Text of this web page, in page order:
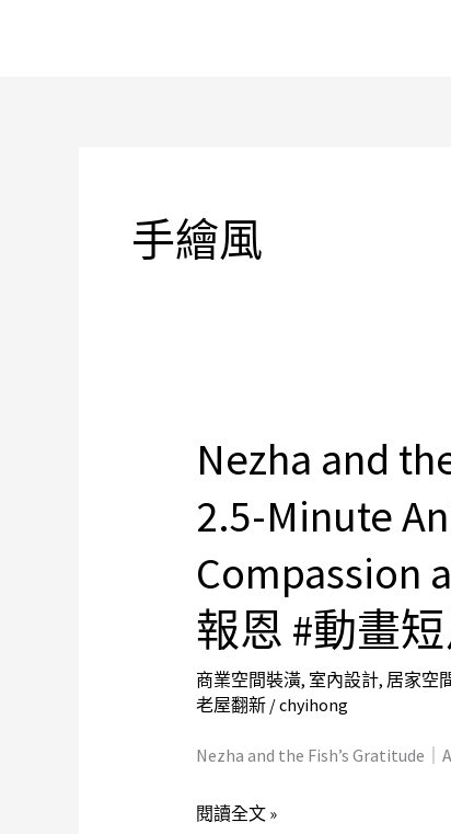
手繪風
Nezha and
2.5-Minute
Compassion
報恩 #動畫
商業空間裝潢, 室內設計, 居家空
老屋翻新/chyihong
Nezha and the Fish’s Gratitude
Nezha
and
the
Gratitude
｜
A
2.5-
Minute
Tale
Compassion
閱讀全文 »